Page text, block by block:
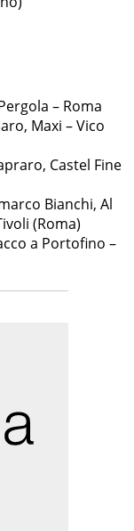
– Roma
Maxi – Vico
Castel Fine
Bianchi, Al
(Roma)
a Portofino –